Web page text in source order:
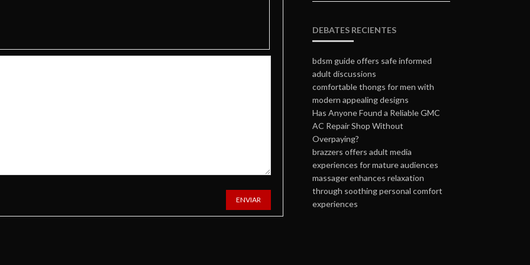
ENVIAR
DEBATES RECIENTES
bdsm guide offers safe informed
adult discussions
comfortable thongs for men with
modern appealing designs
Has Anyone Found a Reliable GMC
AC Repair Shop Without
Overpaying?
brazzers offers adult media
experiences for mature audiences
massager enhances relaxation
through soothing personal comfort
experiences